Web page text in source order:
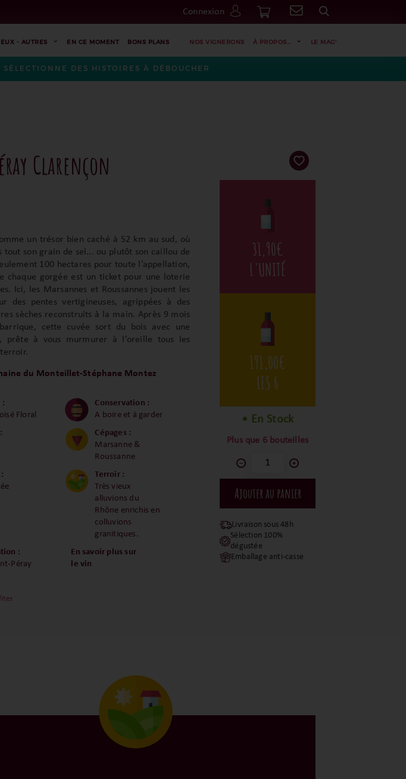
Connexion
Go
- AUTRES EN CE MOMENT BONS PLANS NOS VIGNERONS À PROPOS... LE MAG'
DES HISTOIRES À DÉBOUCHER
Clarençon
un trésor bien caché à 52 km au sud, où
tout son grain de sel... ou plutôt son caillou de
100 hectares pour toute l’appellation,
chaque gorgée est un ticket pour une loterie
Ici, les Marsannes et Roussannes jouent les
des pentes vertigineuses, agrippées à des
sèches reconstruits à la main. Après 9 mois
barrique, cette cuvée sort du bois avec une
prête à vous murmurer à l’oreille tous les
du Monteillet-Stéphane Montez
:
Floral
Conservation :
A boire et à garder
Cépages :
Marsanne &
Roussanne
Terroir :
Très vieux
alluvions du
Rhône enrichis en
colluvions
granitiques.
:
Péray
En savoir plus sur
le vin
31,90€
L'UNITÉ
191,00€
LES 6
• En Stock
Plus que 6 bouteilles
Livraison sous 48h
Sélection 100%
dégustée
Emballage anti-casse